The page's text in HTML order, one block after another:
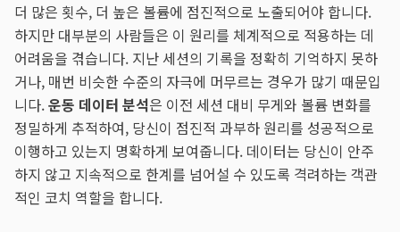
더 많은 횟수, 더 높은 볼륨에 점진적으로 노출되어야 합니다.
하지만 대부분의 사람들은 이 원리를 체계적으로 적용하는 데
어려움을 겪습니다. 지난 세션의 기록을 정확히 기억하지 못하
거나, 매번 비슷한 수준의 자극에 머무르는 경우가 많기 때문입
니다.운동 데이터 분석은 이전 세션 대비 무게와 볼륨 변화를
정밀하게 추적하여, 당신이 점진적 과부하 원리를 성공적으로
이행하고 있는지 명확하게 보여줍니다. 데이터는 당신이 안주
하지 않고 지속적으로 한계를 넘어설 수 있도록 격려하는 객관
적인 코치 역할을 합니다.